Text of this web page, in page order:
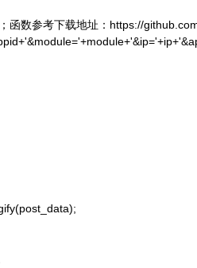
函数参考下载地址：https://